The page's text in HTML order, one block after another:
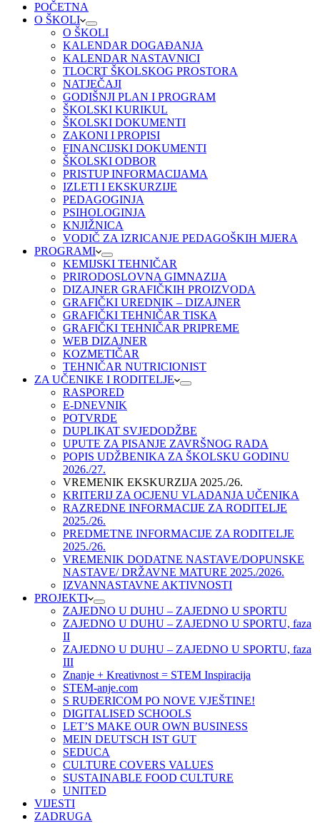
POČETNA
O ŠKOLI
O ŠKOLI
KALENDAR DOGAĐANJA
KALENDAR NASTAVNICI
TLOCRT ŠKOLSKOG PROSTORA
NATJEČAJI
GODIŠNJI PLAN I PROGRAM
ŠKOLSKI KURIKUL
ŠKOLSKI DOKUMENTI
ZAKONI I PROPISI
FINANCIJSKI DOKUMENTI
ŠKOLSKI ODBOR
PRISTUP INFORMACIJAMA
IZLETI I EKSKURZIJE
PEDAGOGINJA
PSIHOLOGINJA
KNJIŽNICA
VODIČ ZA IZRICANJE PEDAGOŠKIH MJERA
PROGRAMI
KEMIJSKI TEHNIČAR
PRIRODOSLOVNA GIMNAZIJA
DIZAJNER GRAFIČKIH PROIZVODA
GRAFIČKI UREDNIK – DIZAJNER
GRAFIČKI TEHNIČAR TISKA
GRAFIČKI TEHNIČAR PRIPREME
WEB DIZAJNER
KOZMETIČAR
TEHNIČAR NUTRICIONIST
ZA UČENIKE I RODITELJE
RASPORED
E-DNEVNIK
POTVRDE
DUPLIKAT SVJEDODŽBE
UPUTE ZA PISANJE ZAVRŠNOG RADA
POPIS UDŽBENIKA ZA ŠKOLSKU GODINU
2026./27.
VREMENIK EKSKURZIJA 2025./26.
KRITERIJ ZA OCJENU VLADANJA UČENIKA
RAZREDNE INFORMACIJE ZA RODITELJE
2025./26.
PREDMETNE INFORMACIJE ZA RODITELJE
2025./26.
VREMENIK DODATNE NASTAVE/DOPUNSKE
NASTAVE/ DRŽAVNE MATURE 2025./2026.
IZVANNASTAVNE AKTIVNOSTI
PROJEKTI
ZAJEDNO U DUHU – ZAJEDNO U SPORTU
ZAJEDNO U DUHU – ZAJEDNO U SPORTU, faza
II
ZAJEDNO U DUHU – ZAJEDNO U SPORTU, faza
III
Znanje + Kreativnost = STEM Inspiracija
STEM-anje.com
S RUĐERICOM PO NOVE VJEŠTINE!
DIGITALISED SCHOOLS
LET’S MAKE OUR OWN BUSINESS
MEIN DEUTSCH IST GUT
SEDUCA
CULTURE COVERS VALUES
SUSTAINABLE FOOD CULTURE
UNITED
VIJESTI
ZADRUGA